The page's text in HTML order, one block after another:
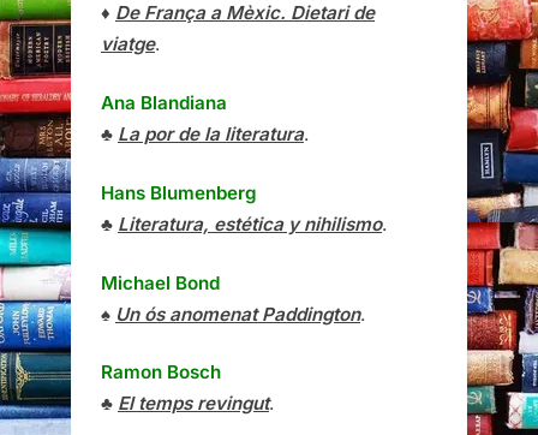
♦ De França a Mèxic. Dietari de
viatge.
Ana Blandiana
♣ La por de la literatura.
Hans Blumenberg
♣ Literatura, estética y nihilismo.
Michael Bond
♠ Un ós anomenat Paddington.
Ramon Bosch
♣ El temps revingut.